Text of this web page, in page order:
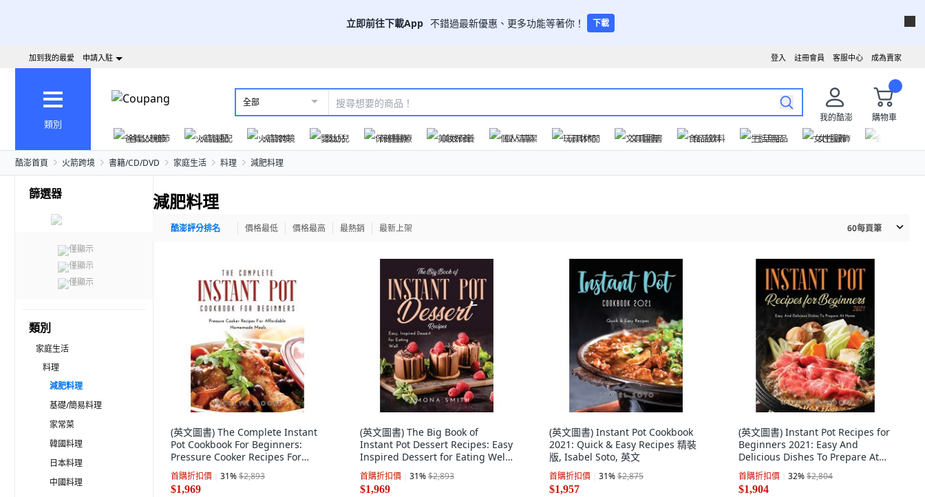
立即前往下載App 不錯過最新優惠、更多功能等著你！ 下載
成為賣家
客服中心
註冊會員
登入
加到我的最愛 申請入駐
類別
全部
我的酷澎
購物車
爸氣父親節
火箭速配 火箭跨境 嬰幼兒 保健醫療 美妝保養 個人清潔 玩具休閒 文具圖書 食品飲料 生活用品 女性服飾
酷澎首頁 火箭跨境 書籍/CD/DVD 家庭生活 料理 減肥料理
篩選器
僅顯示
僅顯示
僅顯示
類別
家庭生活
料理
減肥料理
基礎/簡易料理
家常菜
韓國料理
日本料理
中國料理
減肥料理
酷澎評分排名 價格最低 價格最高 最熱銷 最新上架 60每頁筆
(英文圖書) The Complete Instant
Pot Cookbook For Beginners:
Pressure Cooker Recipes For
Affordable Homem... 精裝版,
Jacklyn Moore, 英文
首購折扣價 31%$2,893
$1,969
(英文圖書) The Big Book of
Instant Pot Dessert Recipes: Easy
Inspired Dessert for Eating Well
精裝版, Ramona Smith, 英文
首購折扣價 31%$2,893
$1,969
(英文圖書) Instant Pot Cookbook
2021: Quick & Easy Recipes 精裝
版, Isabel Soto, 英文
首購折扣價 31%$2,875
$1,957
(英文圖書) Instant Pot Recipes for
Beginners 2021: Easy And
Delicious Dishes To Prepare At
Home 平裝版, Wanda Gordon, 英
文
首購折扣價 32%$2,804
$1,904